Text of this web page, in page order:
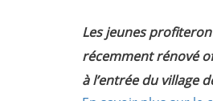
Educatif
Garanties
et
Les jeunes
récemment rénové
à l’entrée du village